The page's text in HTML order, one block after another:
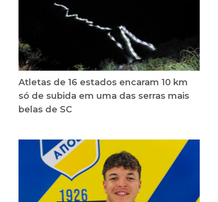
Atletas de 16 estados encaram 10 km
só de subida em uma das serras mais
belas de SC